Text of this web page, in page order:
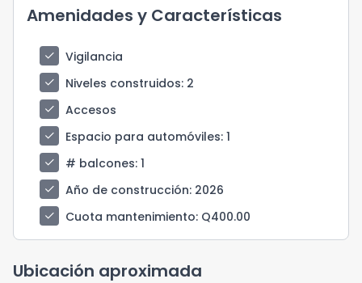
Amenidades y Características
check
Vigilancia
check
Niveles construidos: 2
check
Accesos
check
Espacio para automóviles: 1
check
# balcones: 1
check
Año de construcción: 2026
check
Cuota mantenimiento: Q400.00
Ubicación aproximada